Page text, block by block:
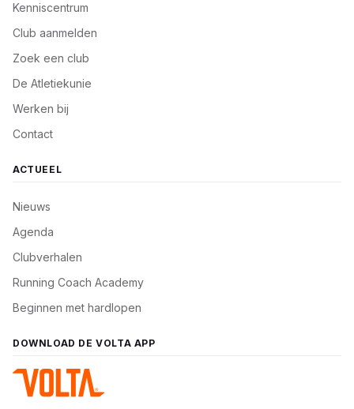
Kenniscentrum
Club aanmelden
Zoek een club
De Atletiekunie
Werken bij
Contact
ACTUEEL
Nieuws
Agenda
Clubverhalen
Running Coach Academy
Beginnen met hardlopen
DOWNLOAD DE VOLTA APP